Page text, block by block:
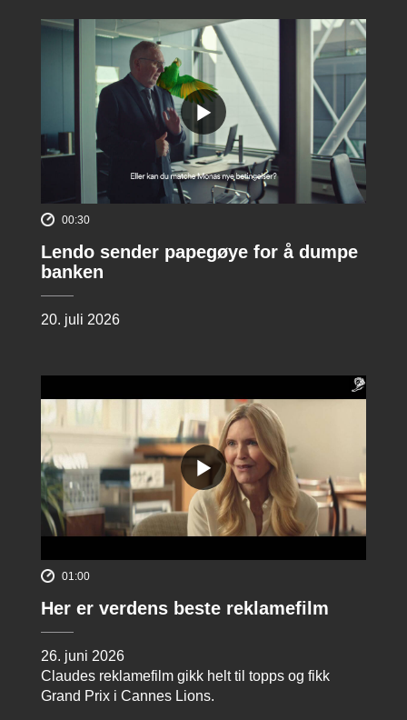
00:30
Lendo sender papegøye for å dumpe
banken
20. juli 2026
01:00
Her er verdens beste reklamefilm
26. juni 2026
Claudes reklamefilm gikk helt til topps og fikk
Grand Prix i Cannes Lions.